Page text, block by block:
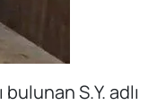
S.Y. adlı